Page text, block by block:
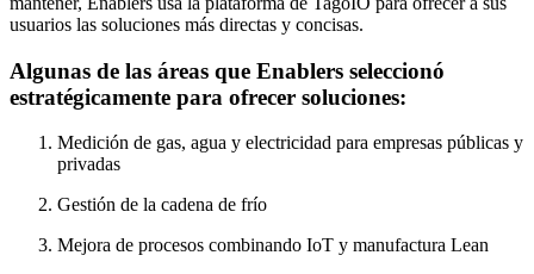
usuarios las soluciones más directas y concisas.
Algunas de las áreas que Enablers seleccionó
estratégicamente para ofrecer soluciones:
Medición de gas, agua y electricidad para empresas públicas y
privadas
Gestión de la cadena de frío
Mejora de procesos combinando IoT y manufactura Lean